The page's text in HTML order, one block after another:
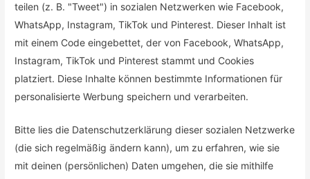
teilen (z. B. "Tweet") in sozialen Netzwerken wie Facebook,
WhatsApp, Instagram, TikTok und Pinterest. Dieser Inhalt ist
mit einem Code eingebettet, der von Facebook, WhatsApp,
Instagram, TikTok und Pinterest stammt und Cookies
platziert. Diese Inhalte können bestimmte Informationen für
personalisierte Werbung speichern und verarbeiten.
Bitte lies die Datenschutzerklärung dieser sozialen Netzwerke
(die sich regelmäßig ändern kann), um zu erfahren, wie sie
mit deinen (persönlichen) Daten umgehen, die sie mithilfe